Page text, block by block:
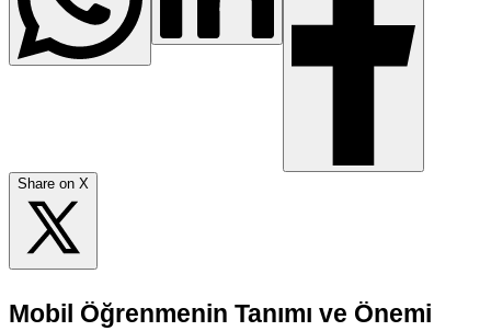
Share on X
Mobil Öğrenmenin Tanımı ve Önemi